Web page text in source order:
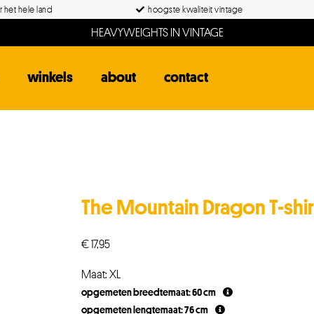
het hele land hoogste kwaliteit vintage
HEAVYWEIGHTS IN VINTAGE
winkels about contact
The Mountain Dragon T-
€17,95
Maat: XL
opgemeten breedtemaat: 60 cm
opgemeten lengtemaat: 76 cm